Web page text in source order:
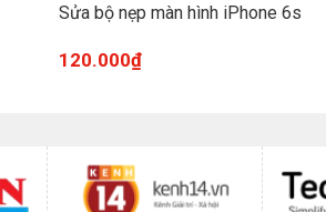
Sửa bộ nẹp màn hình iPhone 6s
120.000₫